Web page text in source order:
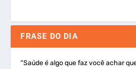
FRASE DO DIA
“Saúde é algo que faz você achar